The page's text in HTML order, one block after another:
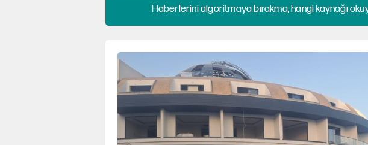
Haberlerini algoritmaya bırakma, hangi kaynağı